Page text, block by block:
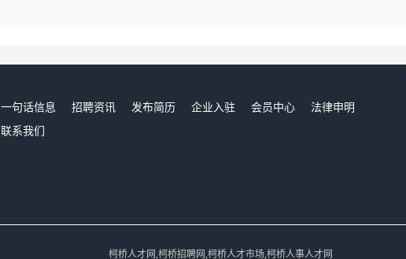
一句话信息 招聘资讯 发布简历 企业入驻 会员中心
法律申明
联系我们
柯桥人才网,柯桥招聘网,柯桥人才市场,柯桥人事人才网